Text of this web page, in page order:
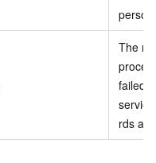
The
failed
rds api.